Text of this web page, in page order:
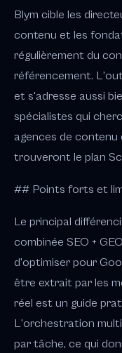
Blym cible les
contenu et les
régulièrement du
référencement.
et s'adresse aussi
spécialistes qui
agences de contenu
trouveront le plan
## Points forts et
Le principal
combinée SEO +
d'optimiser pour
être extrait par les
réel est un guide
L'orchestration
par tâche, ce qui